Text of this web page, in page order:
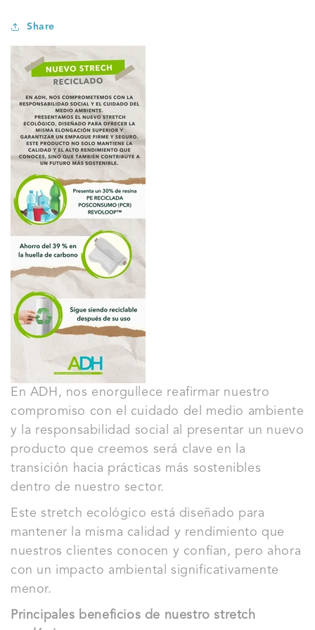
Share
En ADH, nos enorgullece reafirmar nuestro
compromiso con el cuidado del medio ambiente
y la responsabilidad social al presentar un nuevo
producto que creemos será clave en la
transición hacia prácticas más sostenibles
dentro de nuestro sector.
Este stretch ecológico está diseñado para
mantener la misma calidad y rendimiento que
nuestros clientes conocen y confían, pero ahora
con un impacto ambiental significativamente
menor.
Principales beneficios de nuestro stretch